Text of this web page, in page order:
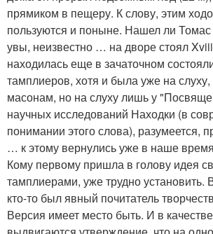
прямиком в пещеру. К слову, этим
пользуются и поныне. Нашел ли Томас
увы, неизвестно … на дворе стоял
находилась еще в зачаточном
тамплиеров, хотя и была уже на слуху,
масонам, но на слуху лишь у
научных исследований Находки (в
понимании этого слова), разумеется,
… к этому вернулись уже в наше
Кому первому пришла в голову идея
тамплиерами, уже трудно установить.
кто-то был явный почитатель
Версия имеет место быть. И в